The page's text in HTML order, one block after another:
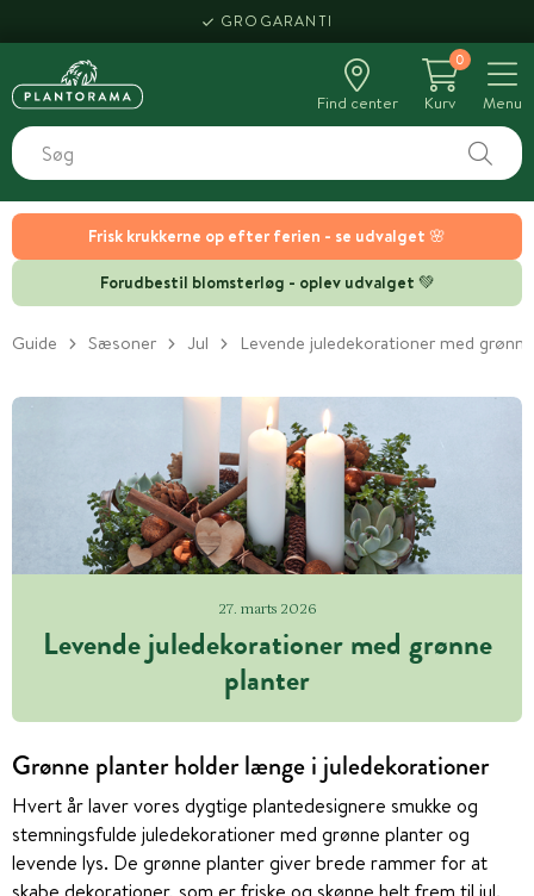
Frisk krukkerne op efter ferien - se udvalget 🌸
Forudbestil blomsterløg - oplev udvalget 💚
GROGARANTI
Find center
0
Kurv
Menu
Guide Sæsoner Jul Levende juledekorationer med
27. marts 2026
Levende juledekorationer med grønne
planter
Grønne planter holder længe i juledekorationer
Hvert år laver vores dygtige plantedesignere smukke og
stemningsfulde juledekorationer med grønne planter og
levende lys. De grønne planter giver brede rammer for at